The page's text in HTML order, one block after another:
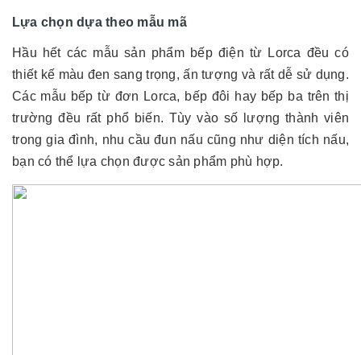
Lựa chọn dựa theo mẫu mã
Hầu hết các mẫu sản phẩm bếp điện từ Lorca đều có
thiết kế màu đen sang trọng, ấn tượng và rất dễ sử dụng.
Các mẫu bếp từ đơn Lorca, bếp đôi hay bếp ba trên thị
trường đều rất phổ biến. Tùy vào số lượng thành viên
trong gia đình, nhu cầu đun nấu cũng như diện tích nấu,
bạn có thể lựa chọn được sản phẩm phù hợp.